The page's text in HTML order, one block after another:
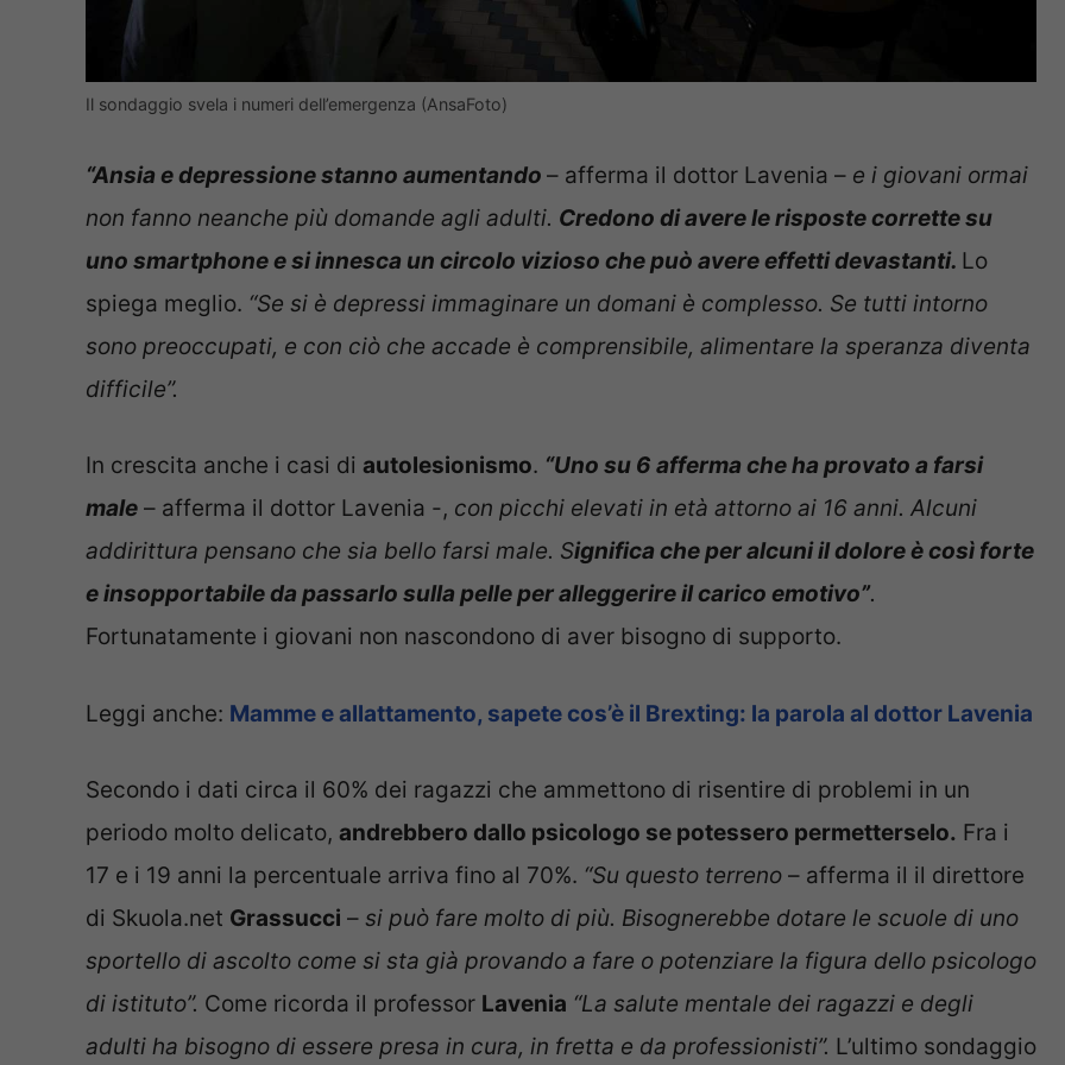
Il sondaggio svela i numeri dell’emergenza (AnsaFoto)
“Ansia e depressione stanno aumentando – afferma il dottor Lavenia – e i giovani ormai
non fanno neanche più domande agli adulti. Credono di avere le risposte corrette su
uno smartphone e si innesca un circolo vizioso che può avere effetti devastanti. Lo
spiega meglio. “Se si è depressi immaginare un domani è complesso. Se tutti intorno
sono preoccupati, e con ciò che accade è comprensibile, alimentare la speranza diventa
difficile”.
In crescita anche i casi di autolesionismo. “Uno su 6 afferma che ha provato a farsi
male – afferma il dottor Lavenia -, con picchi elevati in età attorno ai 16 anni. Alcuni
addirittura pensano che sia bello farsi male. Significa che per alcuni il dolore è così forte
e insopportabile da passarlo sulla pelle per alleggerire il carico emotivo”.
Fortunatamente i giovani non nascondono di aver bisogno di supporto.
Leggi anche: Mamme e allattamento, sapete cos’è il Brexting: la parola al dottor Lavenia
Secondo i dati circa il 60% dei ragazzi che ammettono di risentire di problemi in un
periodo molto delicato, andrebbero dallo psicologo se potessero permetterselo. Fra i
17 e i 19 anni la percentuale arriva fino al 70%. “Su questo terreno – afferma il il direttore
di Skuola.net Grassucci – si può fare molto di più. Bisognerebbe dotare le scuole di uno
sportello di ascolto come si sta già provando a fare o potenziare la figura dello psicologo
di istituto”. Come ricorda il professor Lavenia “La salute mentale dei ragazzi e degli
adulti ha bisogno di essere presa in cura, in fretta e da professionisti”. L’ultimo sondaggio